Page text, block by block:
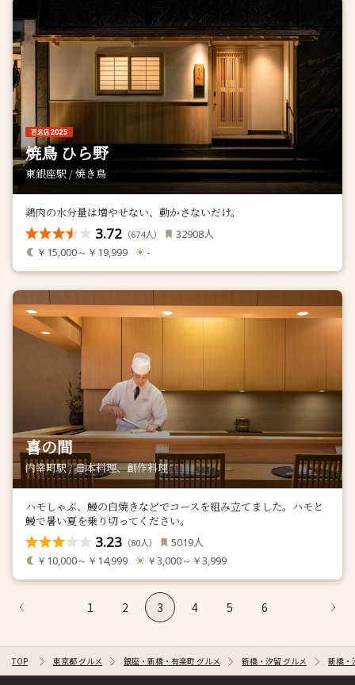
焼鳥 ひら野
東銀座駅 / 焼き鳥
鶏肉の水分量は増やせない、動かさないだけ。
3.72 （674人） 32908人
￥15,000～￥19,999 -
喜の間
内幸町駅 / 日本料理、創作料理
ハモしゃぶ、鰻の白焼きなどでコースを組み立てました。ハモと
鰻で暑い夏を乗り切ってください。
3.23 （80人） 5019人
￥10,000～￥14,999 ￥3,000～￥3,999
1 2 3 4 5 6
TOP 東京都 グルメ 銀座・新橋・有楽町 グルメ 新橋・汐留 グルメ 新橋・